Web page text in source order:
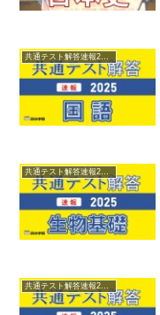
共通テスト解答速報2025
共通テスト解答速報2025